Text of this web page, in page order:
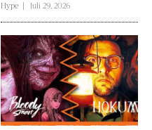
Hype Juli 29, 2026